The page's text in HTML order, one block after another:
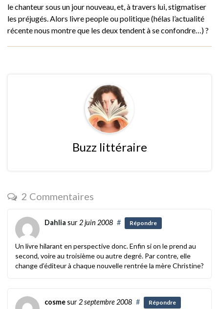
le chanteur sous un jour nouveau, et, à travers lui, stigmatiser
les préjugés. Alors livre people ou politique (hélas l’actualité
récente nous montre que les deux tendent à se confondre…) ?
Buzz littéraire
2 Commentaires
Dahlia sur 2 juin 2008 # Répondre
Un livre hilarant en perspective donc. Enfin si on le prend au
second, voire au troisième ou autre degré. Par contre, elle
change d’éditeur à chaque nouvelle rentrée la mère Christine?
cosmesur 2 septembre 2008 # Répondre